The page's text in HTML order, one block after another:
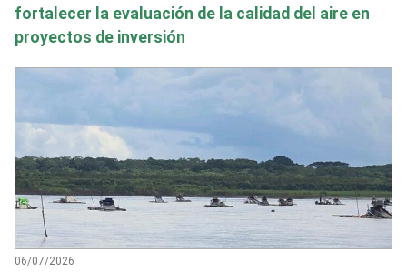
fortalecer la evaluación de la calidad del aire en
proyectos de inversión
06/07/2026